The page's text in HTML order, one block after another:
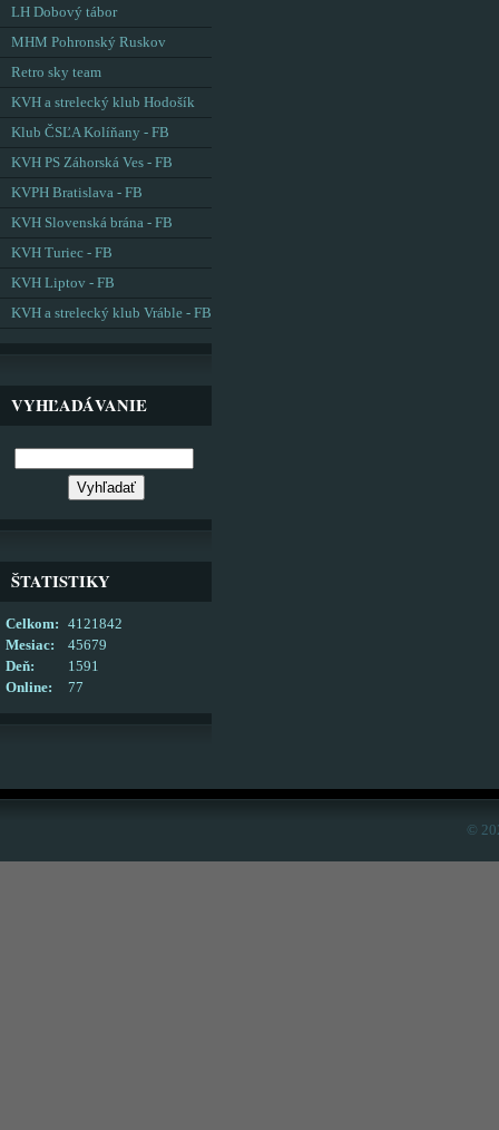
LH Dobový tábor
MHM Pohronský Ruskov
Retro sky team
KVH a strelecký klub Hodošík
Klub ČSĽA Kolíňany - FB
KVH PS Záhorská Ves - FB
KVPH Bratislava - FB
KVH Slovenská brána - FB
KVH Turiec - FB
KVH Liptov - FB
KVH a strelecký klub Vráble - FB
VYHĽADÁVANIE
ŠTATISTIKY
Online: 77
Celkom:
4121842
Mesiac:
45679
Deň:
1591
©